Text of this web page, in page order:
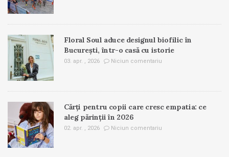
Floral Soul aduce designul biofilic în
București, într-o casă cu istorie
03. apr. , 2026 Niciun comentariu
Cărți pentru copii care cresc empatia: ce
aleg părinții în 2026
02. apr. , 2026 Niciun comentariu